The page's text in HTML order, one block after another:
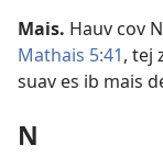
Mais. Hauv cov
Mathais 5:41, tej
suav es ib mais
N